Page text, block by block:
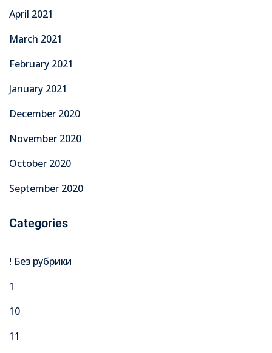
April 2021
March 2021
February 2021
January 2021
December 2020
November 2020
October 2020
September 2020
Categories
! Без рубрики
1
10
11